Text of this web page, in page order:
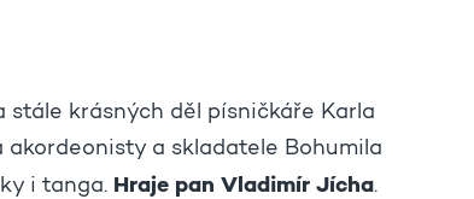
krásných děl písničkáře Karla
akordeonisty a skladatele Bohumila
i tanga. Hraje pan Vladimír Jícha.